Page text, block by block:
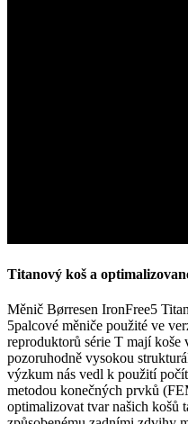
Titanový koš a
Měnič Børresen IronFree5
5palcové měniče použité ve
reproduktorů série T mají koše
pozoruhodně vysokou
výzkum nás vedl k použití
metodou konečných prvků
optimalizovat tvar našich košů